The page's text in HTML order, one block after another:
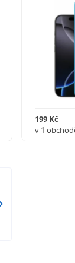
199 Kč
v 1